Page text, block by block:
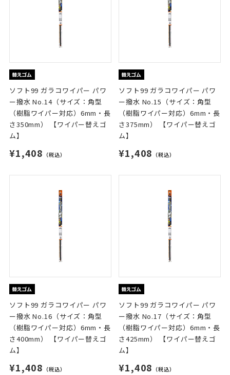
ソフト99 ガラコワイパー パワ
ー撥水 No.14（サイズ：角型
（樹脂ワイパー対応）6mm・長
さ350mm） 【ワイパー替えゴ
ム】
¥1,408 （税込）
ソフト99 ガラコワイパー パワ
ー撥水 No.15（サイズ：角型
（樹脂ワイパー対応）6mm・長
さ375mm） 【ワイパー替えゴ
ム】
¥1,408 （税込）
ソフト99 ガラコワイパー パワ
ー撥水 No.16（サイズ：角型
（樹脂ワイパー対応）6mm・長
さ400mm） 【ワイパー替えゴ
ム】
¥1,408 （税込）
ソフト99 ガラコワイパー パワ
ー撥水 No.17（サイズ：角型
（樹脂ワイパー対応）6mm・長
さ425mm） 【ワイパー替えゴ
ム】
¥1,408 （税込）